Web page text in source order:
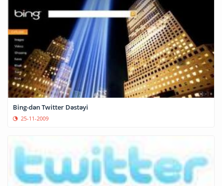
Bing-dən Twitter Dəstəyi
25-11-2009